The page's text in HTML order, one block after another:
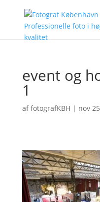
event og
1
affotografKBH | nov